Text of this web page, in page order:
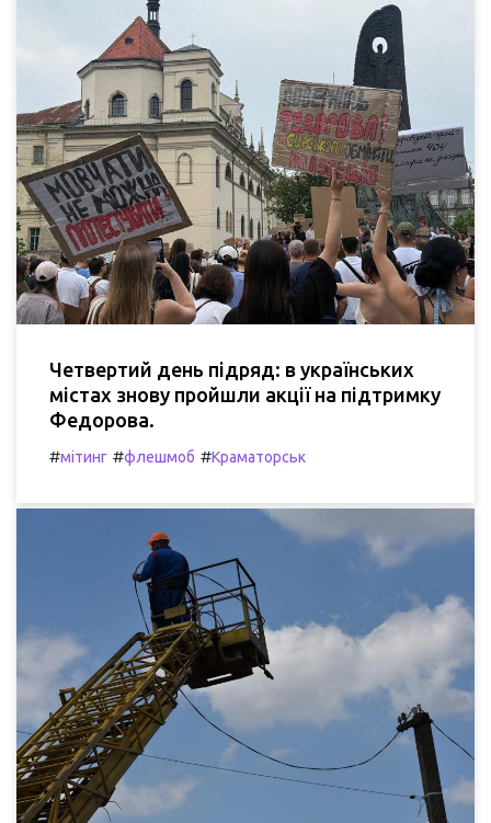
Четвертий день підряд: в українських
містах знову пройшли акції на підтримку
Федорова.
#мітинг #флешмоб #Краматорськ